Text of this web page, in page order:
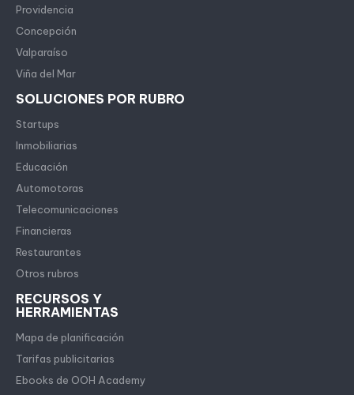
Providencia
Concepción
Valparaíso
Viña del Mar
SOLUCIONES POR RUBRO
Startups
Inmobiliarias
Educación
Automotoras
Telecomunicaciones
Financieras
Restaurantes
Otros rubros
RECURSOS Y
HERRAMIENTAS
Mapa de planificación
Tarifas publicitarias
Ebooks de OOH Academy